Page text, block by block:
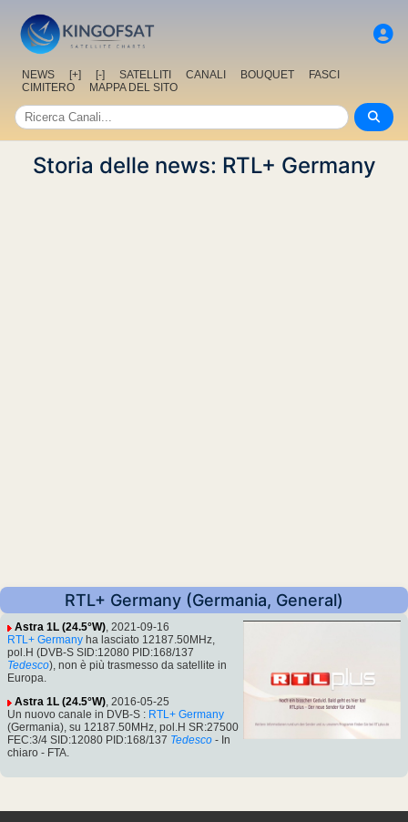
NEWS [+] [-] SATELLITI CANALI BOUQUET
FASCI
CIMITERO
MAPPA DEL SITO
Storia delle news: RTL+ Germany
RTL+ Germany (Germania, General)
Astra 1L (24.5°W), 2021-09-16
RTL+ Germany ha lasciato 12187.50MHz,
pol.H (DVB-S SID:12080 PID:168/137
Tedesco), non è più trasmesso da satellite in
Europa.
Astra 1L (24.5°W), 2016-05-25
Un nuovo canale in DVB-S : RTL+ Germany
(Germania), su 12187.50MHz, pol.H SR:27500
FEC:3/4 SID:12080 PID:168/137 Tedesco - In
chiaro - FTA.